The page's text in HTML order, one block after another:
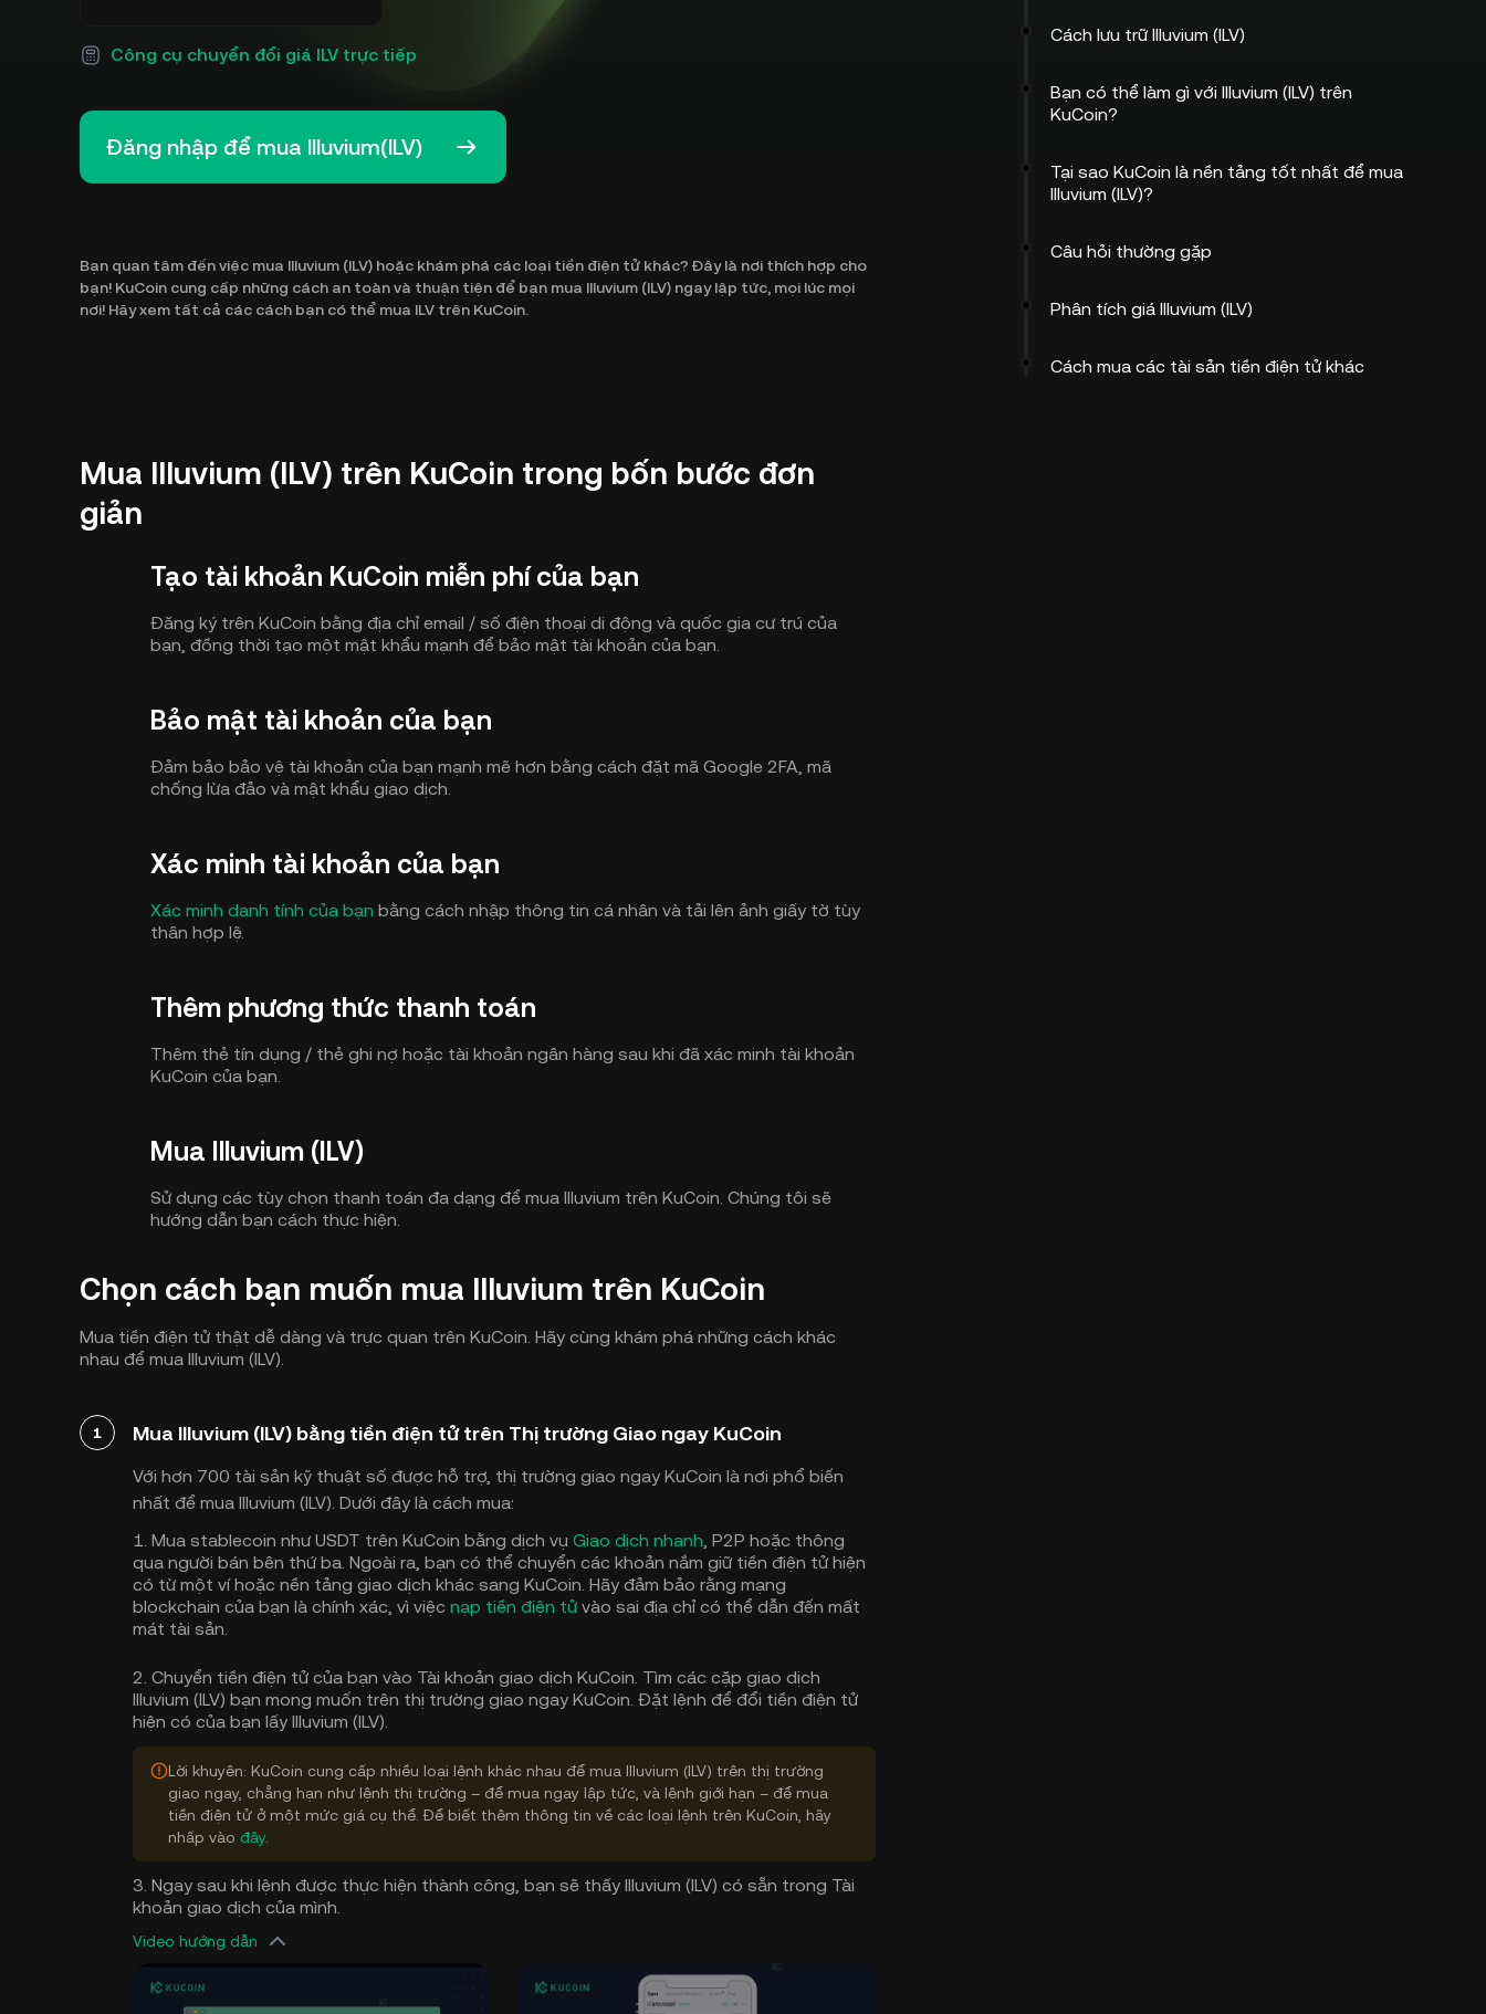
Công cụ chuyển đổi giá ILV trực tiếp
Đăng nhập để mua Illuvium(ILV)
Bạn quan tâm đến việc mua Illuvium (ILV) hoặc khám phá các loại tiền điện tử khác? Đây là nơi thích hợp cho
bạn! KuCoin cung cấp những cách an toàn và thuận tiện để bạn mua Illuvium (ILV) ngay lập tức, mọi lúc mọi
nơi! Hãy xem tất cả các cách bạn có thể mua ILV trên KuCoin.
Mua Illuvium (ILV) trên KuCoin trong bốn bước đơn
giản
Tạo tài khoản KuCoin miễn phí của bạn
Đăng ký trên KuCoin bằng địa chỉ email / số điện thoại di động và quốc gia cư trú của
bạn, đồng thời tạo một mật khẩu mạnh để bảo mật tài khoản của bạn.
Bảo mật tài khoản của bạn
Đảm bảo bảo vệ tài khoản của bạn mạnh mẽ hơn bằng cách đặt mã Google 2FA, mã
chống lừa đảo và mật khẩu giao dịch.
Xác minh tài khoản của bạn
Xác minh danh tính của bạn bằng cách nhập thông tin cá nhân và tải lên ảnh giấy tờ tùy
thân hợp lệ.
Thêm phương thức thanh toán
Thêm thẻ tín dụng / thẻ ghi nợ hoặc tài khoản ngân hàng sau khi đã xác minh tài khoản
KuCoin của bạn.
Mua Illuvium (ILV)
Sử dụng các tùy chọn thanh toán đa dạng để mua Illuvium trên KuCoin. Chúng tôi sẽ
hướng dẫn bạn cách thực hiện.
Chọn cách bạn muốn mua Illuvium trên KuCoin
Mua tiền điện tử thật dễ dàng và trực quan trên KuCoin. Hãy cùng khám phá những cách khác
nhau để mua Illuvium (ILV).
1 Mua Illuvium (ILV) bằng tiền điện tử trên Thị trường Giao ngay KuCoin
Với hơn 700 tài sản kỹ thuật số được hỗ trợ, thị trường giao ngay KuCoin là nơi phổ biến
nhất để mua Illuvium (ILV). Dưới đây là cách mua:
1. Mua stablecoin như USDT trên KuCoin bằng dịch vụ Giao dịch nhanh, P2P hoặc thông
qua người bán bên thứ ba. Ngoài ra, bạn có thể chuyển các khoản nắm giữ tiền điện tử hiện
có từ một ví hoặc nền tảng giao dịch khác sang KuCoin. Hãy đảm bảo rằng mạng
blockchain của bạn là chính xác, vì việc nạp tiền điện tử vào sai địa chỉ có thể dẫn đến mất
mát tài sản.
2. Chuyển tiền điện tử của bạn vào Tài khoản giao dịch KuCoin. Tìm các cặp giao dịch
Illuvium (ILV) bạn mong muốn trên thị trường giao ngay KuCoin. Đặt lệnh để đổi tiền điện tử
hiện có của bạn lấy Illuvium (ILV).
Lời khuyên: KuCoin cung cấp nhiều loại lệnh khác nhau để mua Illuvium (ILV) trên thị trường
giao ngay, chẳng hạn như lệnh thị trường – để mua ngay lập tức, và lệnh giới hạn – để mua
tiền điện tử ở một mức giá cụ thể. Để biết thêm thông tin về các loại lệnh trên KuCoin, hãy
nhấp vào đây.
3. Ngay sau khi lệnh được thực hiện thành công, bạn sẽ thấy Illuvium (ILV) có sẵn trong Tài
khoản giao dịch của mình.
Video hướng dẫn
Cách lưu trữ Illuvium (ILV)
Bạn có thể làm gì với Illuvium (ILV) trên
KuCoin?
Tại sao KuCoin là nền tảng tốt nhất để mua
Illuvium (ILV)?
Câu hỏi thường gặp
Phân tích giá Illuvium (ILV)
Cách mua các tài sản tiền điện tử khác